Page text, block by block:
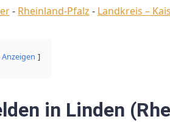
- Rheinland-Pfalz - Landkreis –
Anzeigen
in Linden